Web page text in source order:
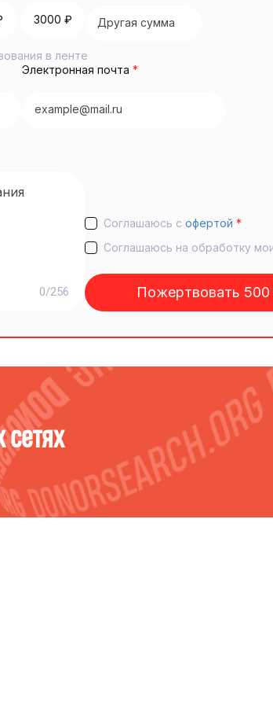
3000 ₽
в ленте
Электронная почта *
0/256
Соглашаюсь с офертой *
Соглашаюсь на обработку
Пожертвовать
сетях